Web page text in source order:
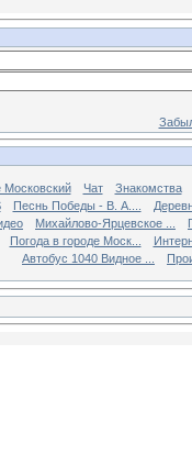
Московский Чат
Знакомства
Песнь Победы - В. А....
Михайлово-Ярцевское ...
Погода в городе Моск...
Автобус 1040 Видное ...